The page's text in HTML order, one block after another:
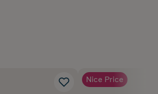
Nice Price